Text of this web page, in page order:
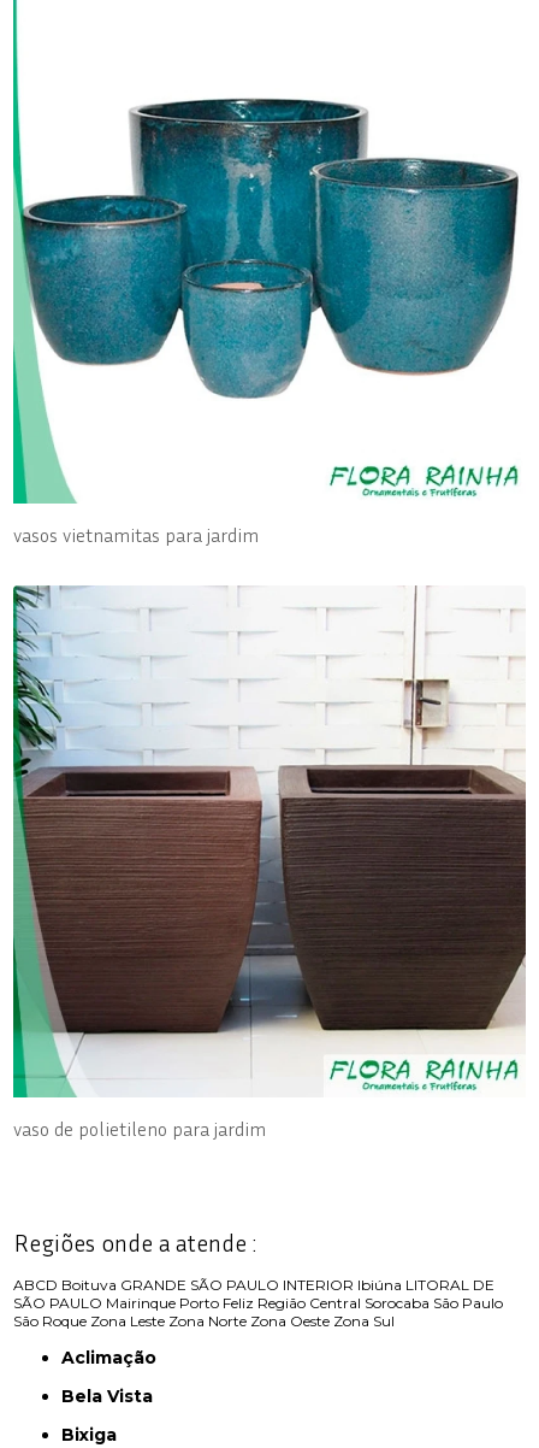
vasos vietnamitas para jardim
vaso de polietileno para jardim
Regiões onde a atende :
ABCD Boituva GRANDE SÃO PAULO INTERIOR Ibiúna LITORAL DE
SÃO PAULO Mairinque Porto Feliz Região Central Sorocaba São Paulo
São Roque Zona Leste Zona Norte Zona Oeste Zona Sul
Aclimação
Bela Vista
Bixiga